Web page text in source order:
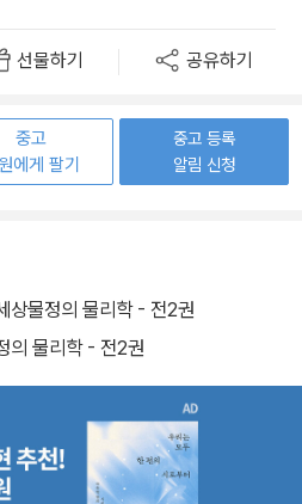
선물하기 공유하기
중고
에게 팔기
중고 등록
알림 신청
상물정의 물리학 - 전2권
의 물리학 - 전2권